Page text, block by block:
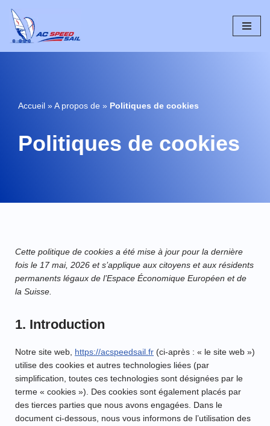
Aller
au
Accueil »A propos de » Politiques de cookies
Politiques de cookies
Cette politique de cookies a été mise à jour pour la dernière
fois le 17 mai, 2026 et s’applique aux citoyens et aux résidents
permanents légaux de l’Espace Économique Européen et de
la Suisse.
1. Introduction
Notre site web, https://acspeedsail.fr (ci-après : « le site web »)
utilise des cookies et autres technologies liées (par
simplification, toutes ces technologies sont désignées par le
terme « cookies »). Des cookies sont également placés par
des tierces parties que nous avons engagées. Dans le
document ci-dessous, nous vous informons de l’utilisation des